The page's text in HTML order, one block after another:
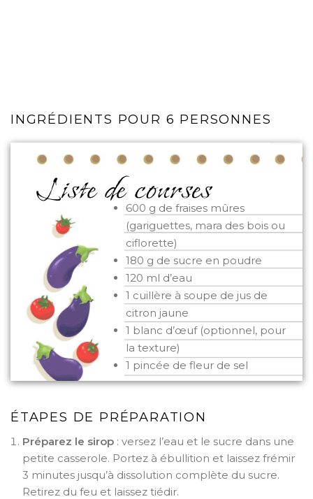
INGRÉDIENTS POUR 6 PERSONNES
600 g de fraises mûres
(gariguettes, mara des bois ou
ciflorette)
180 g de sucre en poudre
120 ml d’eau
1 cuillère à soupe de jus de
citron jaune
1 blanc d’œuf (optionnel, pour
la texture)
1 pincée de fleur de sel
ÉTAPES DE PRÉPARATION
Préparez le sirop : versez l’eau et le sucre dans une
petite casserole. Portez à ébullition et laissez frémir
3 minutes jusqu’à dissolution complète du sucre.
Retirez du feu et laissez tiédir.